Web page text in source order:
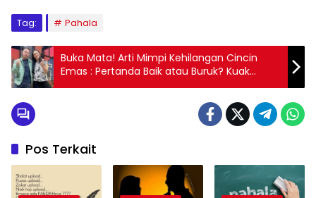
Tag: Pahala
Buka Mata! Arti Mimpi Kehilangan Cincin
Emas : Pertanda Baik atau Buruk? Kuak
Misterinya!
Pos Terkait